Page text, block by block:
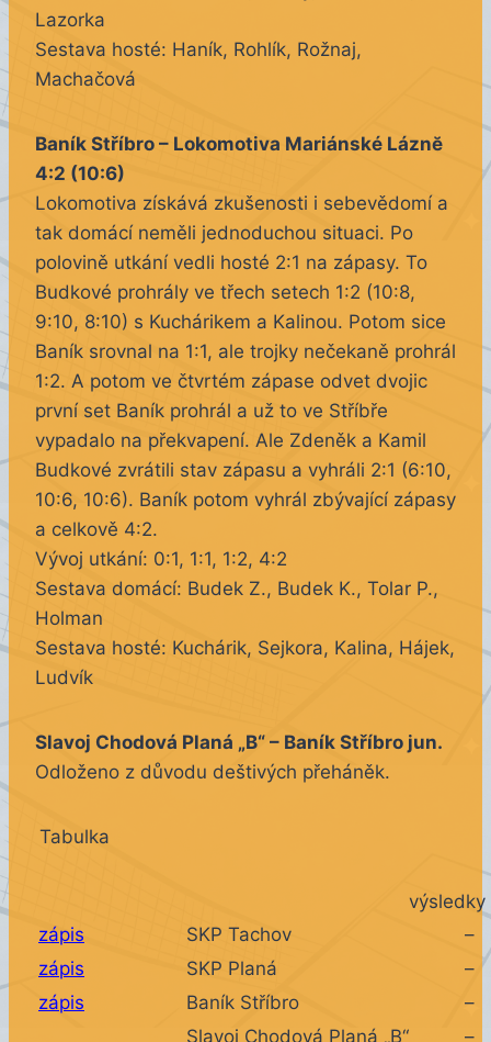
Lazorka
Sestava hosté: Haník, Rohlík, Rožnaj,
Machačová
Baník Stříbro – Lokomotiva Mariánské Láznĕ
4:2 (10:6)
Lokomotiva získává zkušenosti i sebevědomí a
tak domácí neměli jednoduchou situaci. Po
polovině utkání vedli hosté 2:1 na zápasy. To
Budkové prohrály ve třech setech 1:2 (10:8,
9:10, 8:10) s Kuchárikem a Kalinou. Potom sice
Baník srovnal na 1:1, ale trojky nečekaně prohrál
1:2. A potom ve čtvrtém zápase odvet dvojic
první set Baník prohrál a už to ve Stříbře
vypadalo na překvapení. Ale Zdeněk a Kamil
Budkové zvrátili stav zápasu a vyhráli 2:1 (6:10,
10:6, 10:6). Baník potom vyhrál zbývající zápasy
a celkově 4:2.
Vývoj utkání: 0:1, 1:1, 1:2, 4:2
Sestava domácí: Budek Z., Budek K., Tolar P.,
Holman
Sestava hosté: Kuchárik, Sejkora, Kalina, Hájek,
Ludvík
Slavoj Chodová Planá „B“ – Baník Stříbro jun.
Odloženo z důvodu deštivých přeháněk.
Tabulka
výsledky
zápis
SKP Tachov –
zápis
SKP Planá –
zápis
Baník Stříbro –
Slavoj Chodová Planá „B“
–